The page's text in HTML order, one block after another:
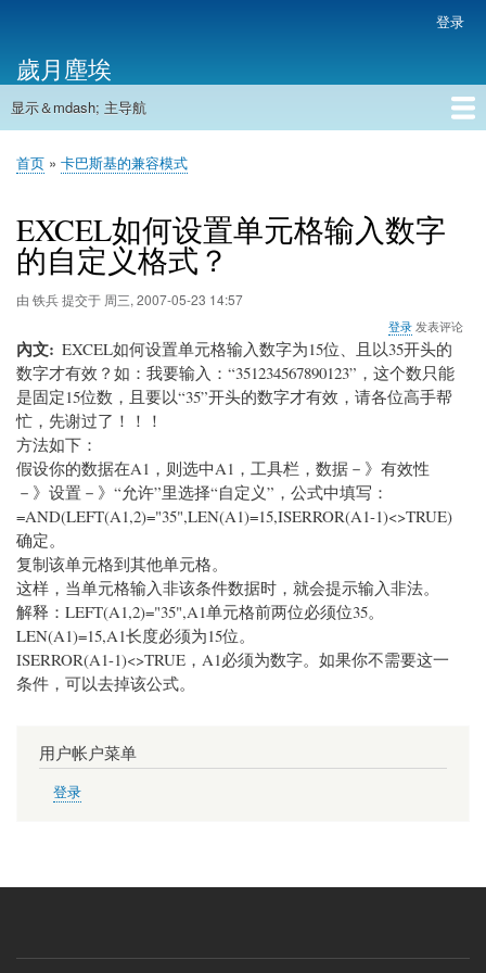
主
内
帐
户
菜
单
登录
歲月塵埃
主
航
显示＆mdash; 主导航
首页
面
屑
首页 卡巴斯基的兼容模式
EXCEL如何设置单元格输入数字
的自定义格式？
由 铁兵提交于 周三, 2007-05-23 14:57
登录 发表评论
內文
EXCEL如何设置单元格输入数字为15位、且以35开头的
数字才有效？如：我要输入：“351234567890123”，这个数只能
是固定15位数，且要以“35”开头的数字才有效，请各位高手帮
忙，先谢过了！！！
方法如下：
假设你的数据在A1，则选中A1，工具栏，数据－》有效性
－》设置－》“允许”里选择“自定义”，公式中填写：
=AND(LEFT(A1,2)="35",LEN(A1)=15,ISERROR(A1-1)<>TRUE)
确定。
复制该单元格到其他单元格。
这样，当单元格输入非该条件数据时，就会提示输入非法。
解释：LEFT(A1,2)="35",A1单元格前两位必须位35。
LEN(A1)=15,A1长度必须为15位。
ISERROR(A1-1)<>TRUE，A1必须为数字。如果你不需要这一
条件，可以去掉该公式。
用户帐户菜单
登录